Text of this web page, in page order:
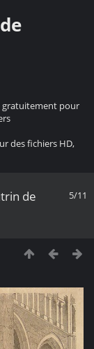
gratuitement pour
des fichiers HD,
5/11
de